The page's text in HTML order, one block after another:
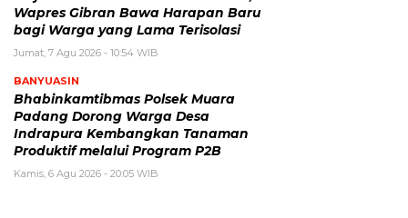
Wapres Gibran Bawa Harapan Baru
bagi Warga yang Lama Terisolasi
Jumat, 7 Agu 2026 - 10:54 WIB
BANYUASIN
Bhabinkamtibmas Polsek Muara
Padang Dorong Warga Desa
Indrapura Kembangkan Tanaman
Produktif melalui Program P2B
Kamis, 6 Agu 2026 - 20:05 WIB